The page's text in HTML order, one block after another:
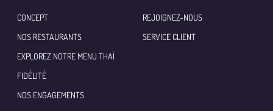
CONCEPT
NOS RESTAURANTS
EXPLOREZ NOTRE MENU THAÏ
FIDÉLITÉ
NOS ENGAGEMENTS
REJOIGNEZ-NOUS
SERVICE CLIENT